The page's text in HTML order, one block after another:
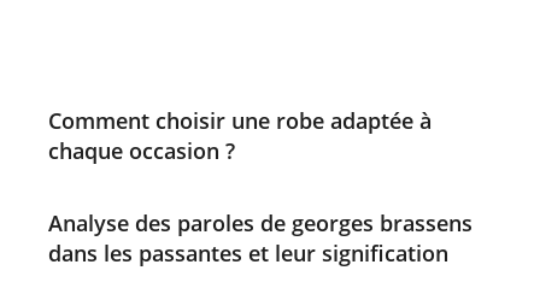
Comment choisir une robe adaptée à
chaque occasion ?
Analyse des paroles de georges brassens
dans les passantes et leur signification